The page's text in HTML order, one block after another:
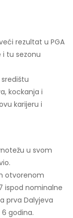
rezultat u PGA
i tu sezonu
kockanja i
karijeru i
u svom
otvorenom
ispod nominalne
prva Dalyjeva
godina.